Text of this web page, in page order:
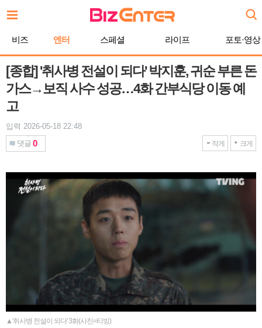
문
기
비즈 엔터 스페셜 라이프 포토·영상
[종합] '취사병 전설이 되다' 박지훈, 귀순 부른 돈
가스→보직 사수 성공…4화 간부식당 이동 예
고
입력 2026-05-18 22:48
댓글 0 작게 크게
▲'취사병 전설이 되다' 3화(사진=티빙)